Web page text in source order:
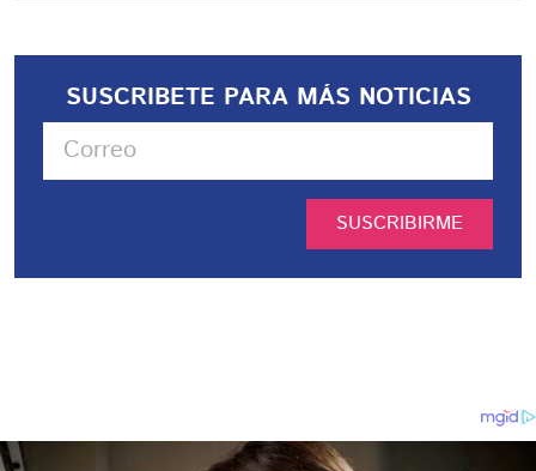
SUSCRIBETE PARA MÁS NOTICIAS
SUSCRIBIRME